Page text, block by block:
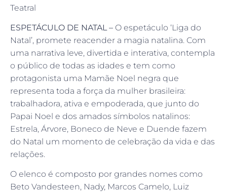
Teatral
ESPETÁCULO DE NATAL – O espetáculo ‘Liga do
Natal’, promete reacender a magia natalina. Com
uma narrativa leve, divertida e interativa, contempla
o público de todas as idades e tem como
protagonista uma Mamãe Noel negra que
representa toda a força da mulher brasileira:
trabalhadora, ativa e empoderada, que junto do
Papai Noel e dos amados símbolos natalinos:
Estrela, Árvore, Boneco de Neve e Duende fazem
do Natal um momento de celebração da vida e das
relações.
O elenco é composto por grandes nomes como
Beto Vandesteen, Nady, Marcos Camelo, Luiz